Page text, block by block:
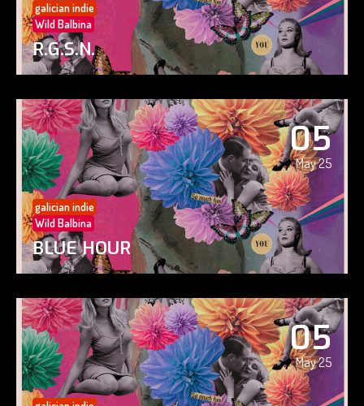
galician indie
Wild Balbina
R.G.S.N.
05
May 25
galician indie
Wild Balbina
BLUE HOUR
05
May 25